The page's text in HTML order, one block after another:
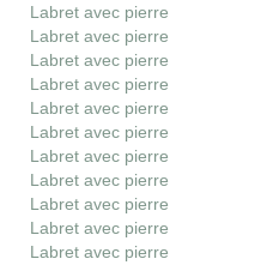
Labret avec pierre
Labret avec pierre
Labret avec pierre
Labret avec pierre
Labret avec pierre
Labret avec pierre
Labret avec pierre
Labret avec pierre
Labret avec pierre
Labret avec pierre
Labret avec pierre